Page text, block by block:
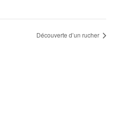
Découverte d’un rucher